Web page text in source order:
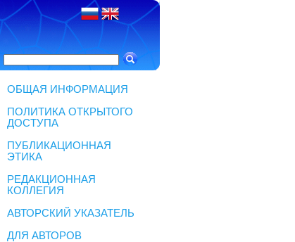
ОБЩАЯ ИНФОРМАЦИЯ
ПОЛИТИКА ОТКРЫТОГО
ДОСТУПА
ПУБЛИКАЦИОННАЯ
ЭТИКА
РЕДАКЦИОННАЯ
КОЛЛЕГИЯ
АВТОРСКИЙ УКАЗАТЕЛЬ
ДЛЯ АВТОРОВ